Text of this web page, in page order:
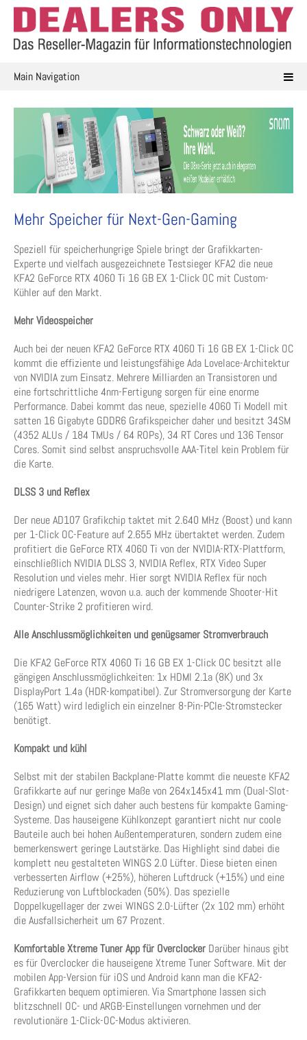
Skip
content
Main Navigation
Mehr Speicher für Next-Gen-Gaming
Speziell für speicherhungrige Spiele bringt der Grafikkarten-
Experte und vielfach ausgezeichnete Testsieger KFA2 die neue
KFA2 GeForce RTX 4060 Ti 16 GB EX 1-Click OC mit Custom-
Kühler auf den Markt.
Mehr Videospeicher
Auch bei der neuen KFA2 GeForce RTX 4060 Ti 16 GB EX 1-Click OC
kommt die effiziente und leistungsfähige Ada Lovelace-Architektur
von NVIDIA zum Einsatz. Mehrere Milliarden an Transistoren und
eine fortschrittliche 4nm-Fertigung sorgen für eine enorme
Performance. Dabei kommt das neue, spezielle 4060 Ti Modell mit
satten 16 Gigabyte GDDR6 Grafikspeicher daher und besitzt 34SM
(4352 ALUs /​ 184 TMUs /​ 64 ROPs), 34 RT Cores und 136 Tensor
Cores. Somit sind selbst anspruchsvolle AAA-Titel kein Problem für
die Karte.
DLSS 3 und Reflex
Der neue AD107 Grafikchip taktet mit 2.640 MHz (Boost) und kann
per 1-Click OC-Feature auf 2.655 MHz übertaktet werden. Zudem
profitiert die GeForce RTX 4060 Ti von der NVIDIA-RTX-Plattform,
einschließlich NVIDIA DLSS 3, NVIDIA Reflex, RTX Video Super
Resolution und vieles mehr. Hier sorgt NVIDIA Reflex für noch
niedrigere Latenzen, wovon u.a. auch der kommende Shooter-Hit
Counter-Strike 2 profitieren wird.
Alle Anschlussmöglichkeiten und genügsamer Stromverbrauch
Die KFA2 GeForce RTX 4060 Ti 16 GB EX 1-Click OC besitzt alle
gängigen Anschlussmöglichkeiten: 1x HDMI 2.1a (8K) und 3x
DisplayPort 1.4a (HDR-kompatibel). Zur Stromversorgung der Karte
(165 Watt) wird lediglich ein einzelner 8-Pin-PCIe-Stromstecker
benötigt.
Kompakt und kühl
Selbst mit der stabilen Backplane-Platte kommt die neueste KFA2
Grafikkarte auf nur geringe Maße von 264x145x41 mm (Dual-Slot-
Design) und eignet sich daher auch bestens für kompakte Gaming-
Systeme. Das hauseigene Kühlkonzept garantiert nicht nur coole
Bauteile auch bei hohen Außentemperaturen, sondern zudem eine
bemerkenswert geringe Lautstärke. Das Highlight sind dabei die
komplett neu gestalteten WINGS 2.0 Lüfter. Diese bieten einen
verbesserten Airflow (+25%), höheren Luftdruck (+15%) und eine
Reduzierung von Luftblockaden (50%). Das spezielle
Doppelkugellager der zwei WINGS 2.0-Lüfter (2x 102 mm) erhöht
die Ausfallsicherheit um 67 Prozent.
Komfortable Xtreme Tuner App für Overclocker Darüber hinaus gibt
es für Overclocker die hauseigene Xtreme Tuner Software. Mit der
mobilen App-Version für iOS und Android kann man die KFA2-
Grafikkarten bequem optimieren. Via Smartphone lassen sich
blitzschnell OC- und ARGB-Einstellungen vornehmen und der
revolutionäre 1-Click-OC-Modus aktivieren.